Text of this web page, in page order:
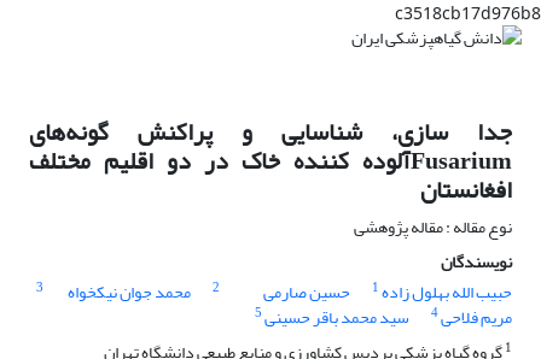
c3518cb17d976b8
جدا سازی، شناسایی و پراکنش گونه‌های
Fusariumآلوده کننده خاک در دو اقلیم مختلف
افغانستان
نوع مقاله : مقاله پژوهشی
نویسندگان
حبیب الله بهلول زاده1 حسین صارمی 2 محمد جوان نیکخواه 3
مریم فلاحی4 سید محمد باقر حسینی5
1